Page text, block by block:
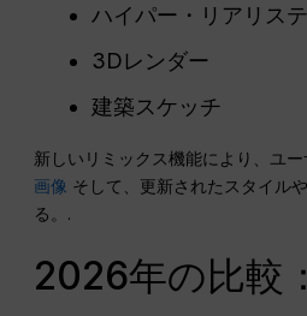
ハイパー・リアリス
3Dレンダー
建築スケッチ
新しいリミックス機能により、ユ
画像 そして、更新されたスタイル
る。.
2026年の比較